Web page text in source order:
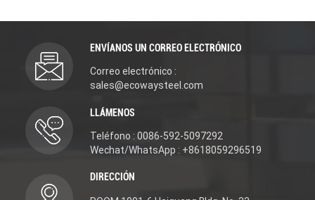
ENVÍANOS UN CORREO ELECTRÓNICO
Correo electrónico :
sales@ecowaysteel.com
LLÁMENOS
Teléfono : 0086-592-5097292
Wechat/WhatsApp : +8618059296519
DIRECCIÓN